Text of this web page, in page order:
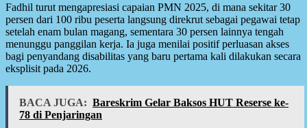
Fadhil turut mengapresiasi capaian PMN 2025, di mana sekitar 30
persen dari 100 ribu peserta langsung direkrut sebagai pegawai tetap
setelah enam bulan magang, sementara 30 persen lainnya tengah
menunggu panggilan kerja. Ia juga menilai positif perluasan akses
bagi penyandang disabilitas yang baru pertama kali dilakukan secara
eksplisit pada 2026.
BACA JUGA: Bareskrim Gelar Baksos HUT Reserse ke-
78 di Penjaringan